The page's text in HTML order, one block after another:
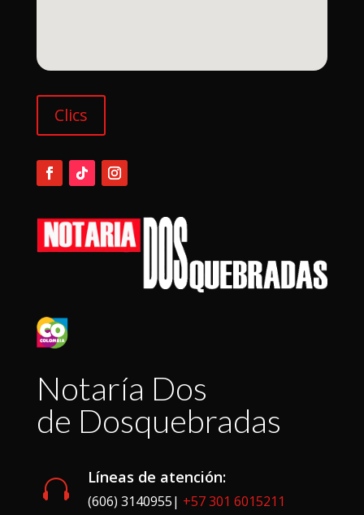
Clics
Notaría Dos
de Dosquebradas
 Líneas de atención:
(606) 3140955| +57 301 6015211